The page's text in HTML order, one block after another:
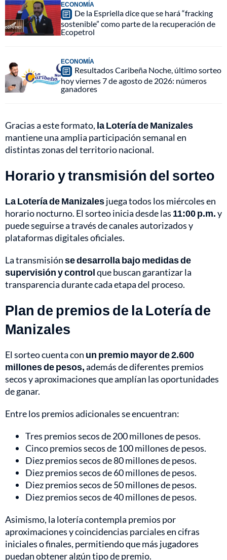
ECONOMÍA
De la Espriella dice que se hará “fracking
sostenible” como parte de la recuperación de
Ecopetrol
ECONOMÍA
Resultados Caribeña Noche, último sorteo
hoy viernes 7 de agosto de 2026: números
ganadores
Gracias a este formato, la Lotería de Manizales
mantiene una amplia participación semanal en
distintas zonas del territorio nacional.
Horario y transmisión del sorteo
La Lotería de Manizalesjuega todos los miércoles en
horario nocturno. El sorteo inicia desde las 11:00 p.m.y
puede seguirse a través de canales autorizados y
plataformas digitales oficiales.
La transmisiónse desarrolla bajo medidas de
supervisión y controlque buscan garantizar la
transparencia durante cada etapa del proceso.
Plan de premios de la Lotería de
Manizales
El sorteo cuenta con un premio mayor de 2.600
millones de pesos,además de diferentes premios
secos y aproximaciones que amplían las oportunidades
de ganar.
Entre los premios adicionales se encuentran:
Tres premios secos de 200 millones de pesos.
Cinco premios secos de 100 millones de pesos.
Diez premios secos de 80 millones de pesos.
Diez premios secos de 60 millones de pesos.
Diez premios secos de 50 millones de pesos.
Diez premios secos de 40 millones de pesos.
Asimismo, la lotería contempla premios por
aproximaciones y coincidencias parciales en cifras
iniciales o finales, permitiendo que más jugadores
puedan obtener algún tipo de premio.